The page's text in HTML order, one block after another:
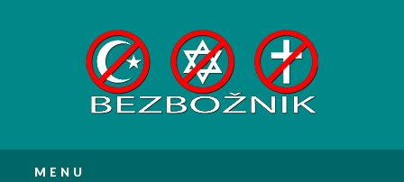
Main menu
MENU